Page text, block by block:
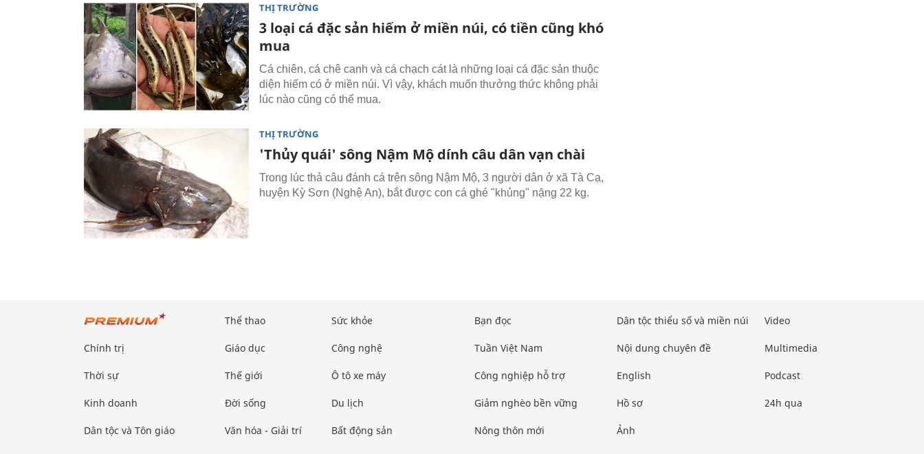
THỊ TRƯỜNG
3 loại cá đặc sản hiếm ở miền núi, có tiền cũng khó
mua
Cá chiên, cá chê canh và cá chạch cát là những loại cá đặc sản thuộc
diện hiếm có ở miền núi. Vì vậy, khách muốn thưởng thức không phải
lúc nào cũng có thể mua.
THỊ TRƯỜNG
'Thủy quái' sông Nậm Mộ dính câu dân vạn chài
Trong lúc thả câu đánh cá trên sông Nậm Mộ, 3 người dân ở xã Tà Cạ,
huyện Kỳ Sơn (Nghệ An), bắt được con cá ghé "khủng" nặng 22 kg.
Chính trị
Thời sự
Kinh doanh
Dân tộc và Tôn giáo
Thể thao
Giáo dục
Thế giới
Đời sống
Văn hóa - Giải trí
Sức khỏe
Công nghệ
Ô tô xe máy
Du lịch
Bất động sản
Bạn đọc
Tuần Việt Nam
Công nghiệp hỗ trợ
Giảm nghèo bền vững
Nông thôn mới
Dân tộc thiểu số và miền núi
Nội dung chuyên đề
English
Hồ sơ
Ảnh
Video
Multimedia
Podcast
24h qua